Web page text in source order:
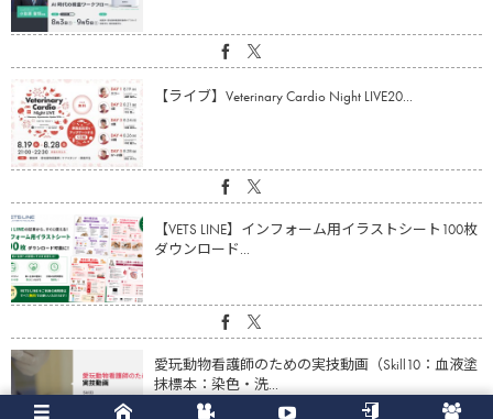
【ライブ】Veterinary Cardio Night LIVE20...
【VETS LINE】インフォーム用イラストシート100枚
ダウンロード...
愛玩動物看護師のための実技動画（Skill10：血液塗
抹標本：染色・洗...